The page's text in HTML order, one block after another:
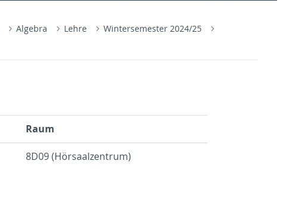
Algebra Lehre
Wintersemester 2024/25
Raum
8D09 (Hörsaalzentrum)